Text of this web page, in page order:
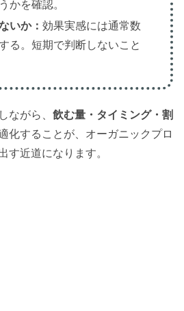
かを確認。
いか：効果実感には通常数
る。短期で判断しないこと
ながら、 飲む量・タイミング・割
化することが、オーガニックプロ
す近道になります。